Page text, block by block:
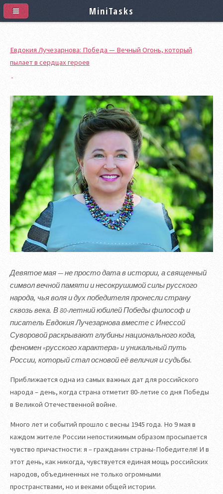
Евдокия Лучезарнова: Победа — Вечный Огонь, который
пылает в сердцах героев
Девятое мая — не просто дата в истории, а священный
символ вечной памяти и несокрушимой силы русского
народа, чья воля и дух победителя пронесли страну
сквозь века. В 80-летний юбилей Победы философ и
писатель Евдокия Лучезарнова вместе с Инессой
Суворовой раскрывают глубины национального кода,
феномен «русского характера» и уникальный путь
России, который стал основой её величия и судьбы.
Приближается одна из самых важных дат для российского
народа – день, когда страна отметит 80-летие со дня Победы
в Великой Отечественной войне.
Много лет и событий прошло с весны 1945 года. Но 9 мая в
каждом жителе России непостижимым образом просыпается
чувство причастности: я – гражданин страны-Победителя! И в
этот день, как никогда, чувствуется единая мощь российских
народов, объединенных не только огромными
пространствами, но и веками общей истории.
MiniTasks